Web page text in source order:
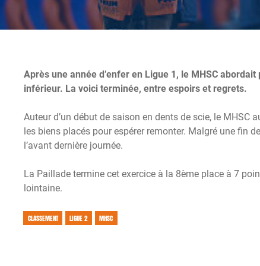
Après une année d’enfer en Ligue 1, le MHSC
inférieur. La voici terminée, entre espoirs et regrets.
Auteur d’un début de saison en dents de scie, le
les biens placés pour espérer remonter. Malgré une fin
l’avant dernière journée.
La Paillade termine cet exercice à la 8ème place à 7
lointaine.
CLASSEMENT LIGUE 2 MHSC